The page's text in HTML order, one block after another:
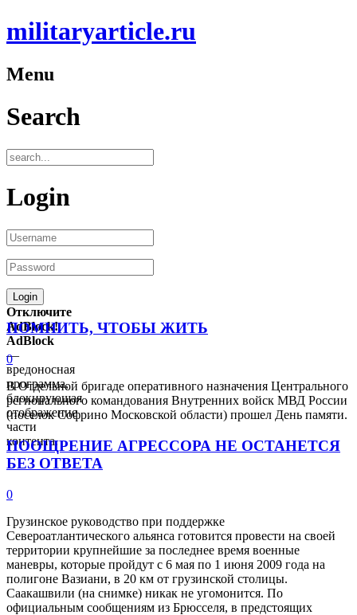
militaryarticle.ru
Menu
Search
Login
Отключите
AdBlock!
AdBlock
—
вредоносная
программа,
блокирующая
отображение
части
контента.
ПОМНИТЬ, ЧТОБЫ ЖИТЬ
0
В Отдельной бригаде оперативного назначения Центрального
регионального командования Внутренних войск МВД России
(поселок Софрино Московской области) прошел День памяти.
ПООЩРЕНИЕ АГРЕССОРА НЕ ОСТАНЕТСЯ
БЕЗ ОТВЕТА
0
Грузинское руководство при поддержке
Североатлантического альянса готовится провести на своей
территории крупнейшие за последнее время военные
маневры, которые пройдут с 6 мая по 1 июня 2009 года на
полигоне Вазиани, в 20 км от грузинской столицы.
Саакашвили (на снимке) никак не угомонится. По
официальным сообщениям из Брюсселя, в предстоящих